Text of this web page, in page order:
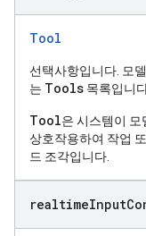
Tool
선택사항입니다. 모
는 Tools 목록입니
Tool은 시스템이
상호작용하여 작업
드 조각입니다.
realtimeInput